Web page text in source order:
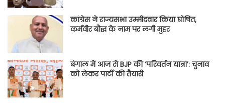
कांग्रेस ने राज्यसभा उम्मीदवार किया घोषित,
कर्मवीर बौद्ध के नाम पर लगी मुहर
बंगाल में आज से BJP की ‘परिवर्तन यात्रा’: चुनाव
को लेकर पार्टी की तैयारी